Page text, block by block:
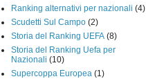
Ranking alternativi per nazionali (4)
Scudetti Sul Campo (2)
Storia del Ranking UEFA (8)
Storia del Ranking Uefa per
Nazionali (10)
Supercoppa Europea (1)